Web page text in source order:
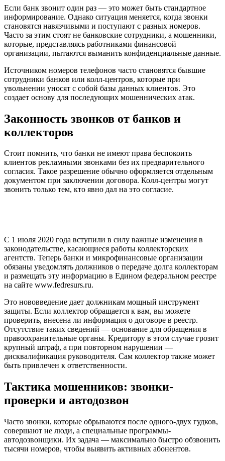
Если банк звонит один раз — это может быть стандартное
информирование. Однако ситуация меняется, когда звонки
становятся навязчивыми и поступают с разных номеров.
Часто за этим стоят не банковские сотрудники, а мошенники,
которые, представляясь работниками финансовой
организации, пытаются выманить конфиденциальные данные.
Источником номеров телефонов часто становятся бывшие
сотрудники банков или колл-центров, которые при
увольнении уносят с собой базы данных клиентов. Это
создает основу для последующих мошеннических атак.
Законность звонков от банков и
коллекторов
Стоит помнить, что банки не имеют права беспокоить
клиентов рекламными звонками без их предварительного
согласия. Такое разрешение обычно оформляется отдельным
документом при заключении договора. Колл-центры могут
звонить только тем, кто явно дал на это согласие.
С 1 июля 2020 года вступили в силу важные изменения в
законодательстве, касающиеся работы коллекторских
агентств. Теперь банки и микрофинансовые организации
обязаны уведомлять должников о передаче долга коллекторам
и размещать эту информацию в Едином федеральном реестре
на сайте www.fedresurs.ru.
Это нововведение дает должникам мощный инструмент
защиты. Если коллектор обращается к вам, вы можете
проверить, внесена ли информация о договоре в реестр.
Отсутствие таких сведений — основание для обращения в
правоохранительные органы. Кредитору в этом случае грозит
крупный штраф, а при повторном нарушении —
дисквалификация руководителя. Сам коллектор также может
быть привлечен к ответственности.
Тактика мошенников: звонки-
проверки и автодозвон
Часто звонки, которые обрываются после одного-двух гудков,
совершают не люди, а специальные программы-
автодозвонщики. Их задача — максимально быстро обзвонить
тысячи номеров, чтобы выявить активных абонентов.